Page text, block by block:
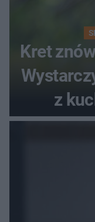
Kret
z